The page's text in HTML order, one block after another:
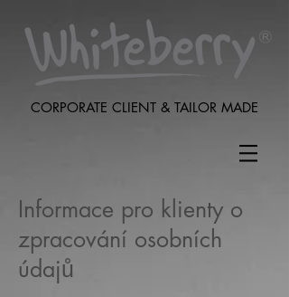
CORPORATE CLIENT & TAILOR MADE
Informace pro klienty o
zpracování osobních
údajů